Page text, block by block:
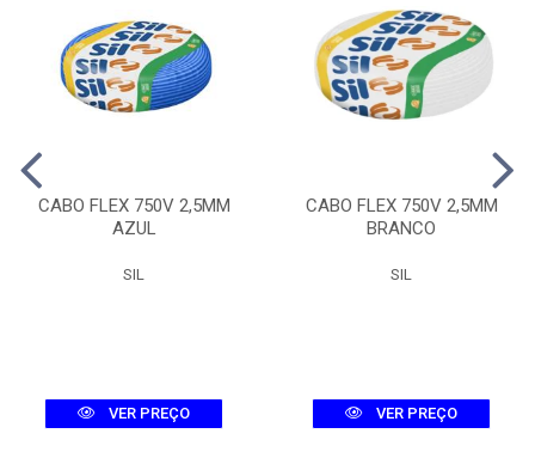
CABO FLEX 750V 2,5MM
AZUL
SIL
VER PREÇO
CABO FLEX 750V 2,5MM
BRANCO
SIL
VER PREÇO